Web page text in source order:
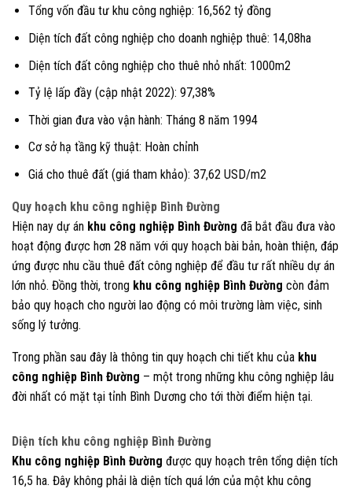
Tổng vốn đầu tư khu công nghiệp: 16,562 tỷ đồng
Diện tích đất công nghiệp cho doanh nghiệp thuê: 14,08ha
Diện tích đất công nghiệp cho thuê nhỏ nhất: 1000m2
Tỷ lệ lấp đầy (cập nhật 2022): 97,38%
Thời gian đưa vào vận hành: Tháng 8 năm 1994
Cơ sở hạ tầng kỹ thuật: Hoàn chỉnh
Giá cho thuê đất (giá tham khảo): 37,62 USD/m2
Quy hoạch khu công nghiệp Bình Đường
Hiện nay dự án khu công nghiệp Bình Đường đã bắt đầu đưa vào
hoạt động được hơn 28 năm với quy hoạch bài bản, hoàn thiện, đáp
ứng được nhu cầu thuê đất công nghiệp để đầu tư rất nhiều dự án
lớn nhỏ. Đồng thời, trong khu công nghiệp Bình Đường còn đảm
bảo quy hoạch cho người lao động có môi trường làm việc, sinh
sống lý tưởng.
Trong phần sau đây là thông tin quy hoạch chi tiết khu của khu
công nghiệp Bình Đường – một trong những khu công nghiệp lâu
đời nhất có mặt tại tỉnh Bình Dương cho tới thời điểm hiện tại.
Diện tích khu công nghiệp Bình Đường
Khu công nghiệp Bình Đường được quy hoạch trên tổng diện tích
16,5 ha. Đây không phải là diện tích quá lớn của một khu công